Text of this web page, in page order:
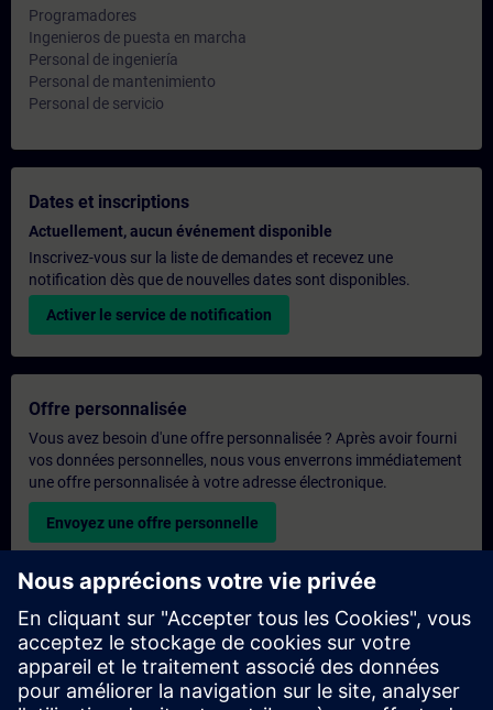
Programadores
Ingenieros de puesta en marcha
Personal de ingeniería
Personal de mantenimiento
Personal de servicio
Dates et inscriptions
Actuellement, aucun événement disponible
Inscrivez-vous sur la liste de demandes et recevez une
notification dès que de nouvelles dates sont disponibles.
Activer le service de notification
Offre personnalisée
Vous avez besoin d'une offre personnalisée ? Après avoir fourni
vos données personnelles, nous vous enverrons immédiatement
une offre personnalisée à votre adresse électronique.
Envoyez une offre personnelle
Demande de formation exclusive
Veuillez remplir le formulaire ci-dessous si vous souhaitez
obtenir un devis pour une formation exclusive, que ce soit sur
site, en ligne ou dans notre centre de formation SITRAIN. Ce